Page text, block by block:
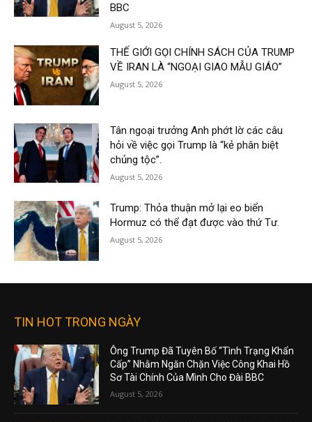
BBC
August 5, 2026
THẾ GIỚI GỌI CHÍNH SÁCH CỦA TRUMP
VỀ IRAN LÀ “NGOẠI GIAO MẪU GIÁO”
August 5, 2026
Tân ngoại trưởng Anh phớt lờ các câu
hỏi về việc gọi Trump là “kẻ phân biệt
chủng tộc”.
August 5, 2026
Trump: Thỏa thuận mở lại eo biển
Hormuz có thể đạt được vào thứ Tư.
August 5, 2026
TIN HOT TRONG NGÀY
Ông Trump Đã Tuyên Bố “Tình Trạng Khẩn
Cấp” Nhằm Ngăn Chặn Việc Công Khai Hồ
Sơ Tài Chính Của Mình Cho Đài BBC
August 5, 2026